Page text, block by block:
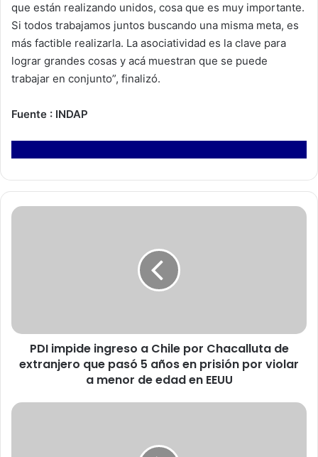
que están realizando unidos, cosa que es muy importante.
Si todos trabajamos juntos buscando una misma meta, es
más factible realizarla. La asociatividad es la clave para
lograr grandes cosas y acá muestran que se puede
trabajar en conjunto”, finalizó.
Fuente : INDAP
P
e
e
PDI impide ingreso a Chile por Chacalluta de
extranjero que pasó 5 años en prisión por violar
a menor de edad en EEUU
C